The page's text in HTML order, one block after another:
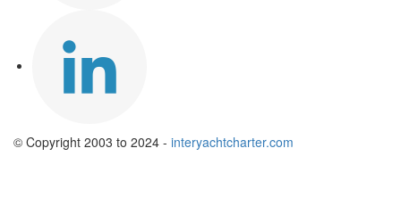
© Copyright 2003 to 2024 - interyachtcharter.com